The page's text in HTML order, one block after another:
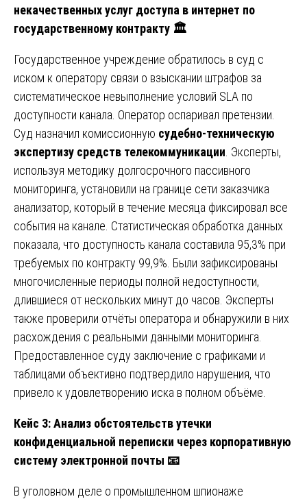
некачественных услуг доступа в интернет по
государственному контракту 🏛
Государственное учреждение обратилось в суд с
иском к оператору связи о взыскании штрафов за
систематическое невыполнение условий SLA по
доступности канала. Оператор оспаривал претензии.
Суд назначил комиссионную судебно-техническую
экспертизу средств телекоммуникации . Эксперты,
используя методику долгосрочного пассивного
мониторинга, установили на границе сети заказчика
анализатор, который в течение месяца фиксировал все
события на канале. Статистическая обработка данных
показала, что доступность канала составила 95,3% при
требуемых по контракту 99,9%. Были зафиксированы
многочисленные периоды полной недоступности,
длившиеся от нескольких минут до часов. Эксперты
также проверили отчёты оператора и обнаружили в них
расхождения с реальными данными мониторинга.
Предоставленное суду заключение с графиками и
таблицами объективно подтвердило нарушения, что
привело к удовлетворению иска в полном объёме.
Кейс 3: Анализ обстоятельств утечки
конфиденциальной переписки через корпоративную
систему электронной почты 📧
В уголовном деле о промышленном шпионаже